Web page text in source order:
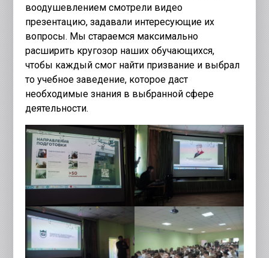
воодушевлением смотрели видео
презентацию, задавали интересующие их
вопросы. Мы стараемся максимально
расширить кругозор наших обучающихся,
чтобы каждый смог найти призвание и выбрал
то учебное заведение, которое даст
необходимые знания в выбранной сфере
деятельности.